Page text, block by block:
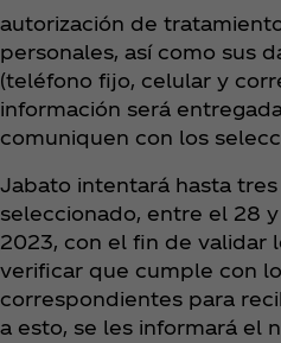
autorización de
personales, así como sus
(teléfono fijo, celular y
información será
comuniquen con los
Jabato intentará hasta
seleccionado, entre el 28
2023, con el fin de validar
verificar que cumple con
correspondientes para
a esto, se les informará el